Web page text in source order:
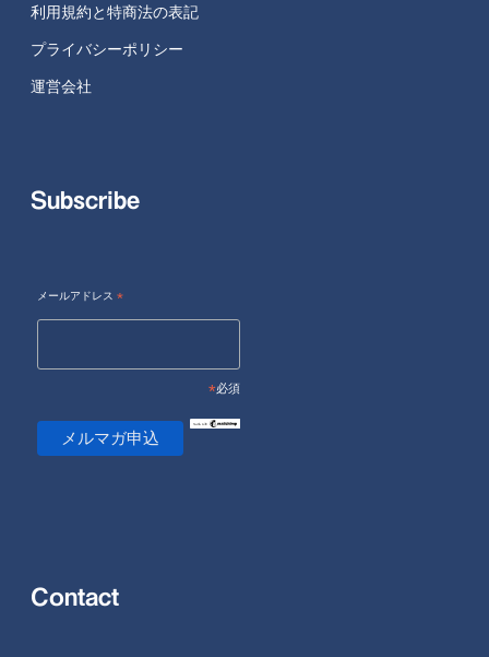
利用規約と特商法の表記
プライバシーポリシー
運営会社
Subscribe
メールアドレス *
*必須
Contact